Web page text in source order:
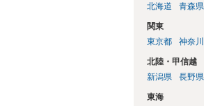
北海道
青森県
関東
東京都
神奈
北陸・甲信越
新潟県
長野県
東海